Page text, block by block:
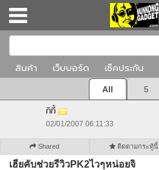
สินค้า เว็บบอร์ด เช็คประกัน
All 5
กิกี้
02/01/2007 06:11:33
Shared ติดตามกระทู้นี้
เฮียคับช่วยรีวิวPK2ไวๆหน่อยจิ